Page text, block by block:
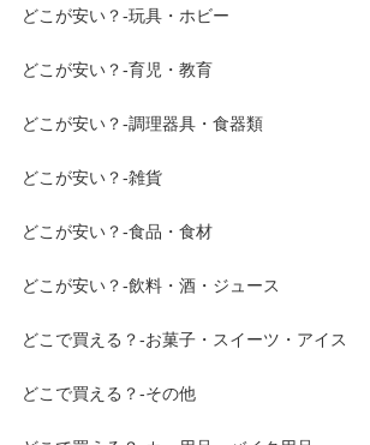
どこが安い？-玩具・ホビー
どこが安い？-育児・教育
どこが安い？-調理器具・食器類
どこが安い？-雑貨
どこが安い？-食品・食材
どこが安い？-飲料・酒・ジュース
どこで買える？-お菓子・スイーツ・アイス
どこで買える？-その他